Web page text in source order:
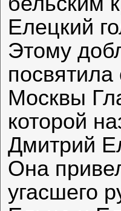
Елецкий
Этому
Москвы
которой
Дмитрий
Она
угасшего